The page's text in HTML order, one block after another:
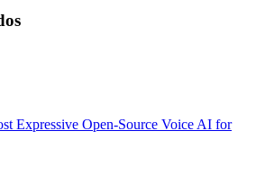
Expressive Open-Source Voice AI for